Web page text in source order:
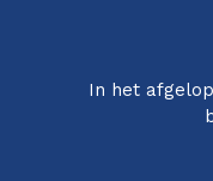
In het